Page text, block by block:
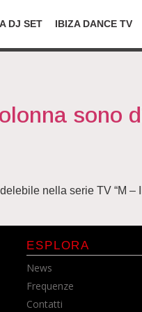
DJ SET IBIZA DANCE TV
sono
nella serie TV “M –
ESPLORA
News
Frequenze
Contatti